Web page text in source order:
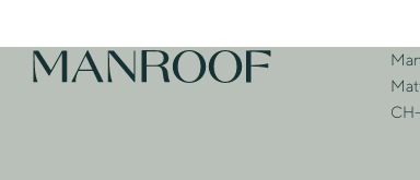
Footer
Zur Startseite